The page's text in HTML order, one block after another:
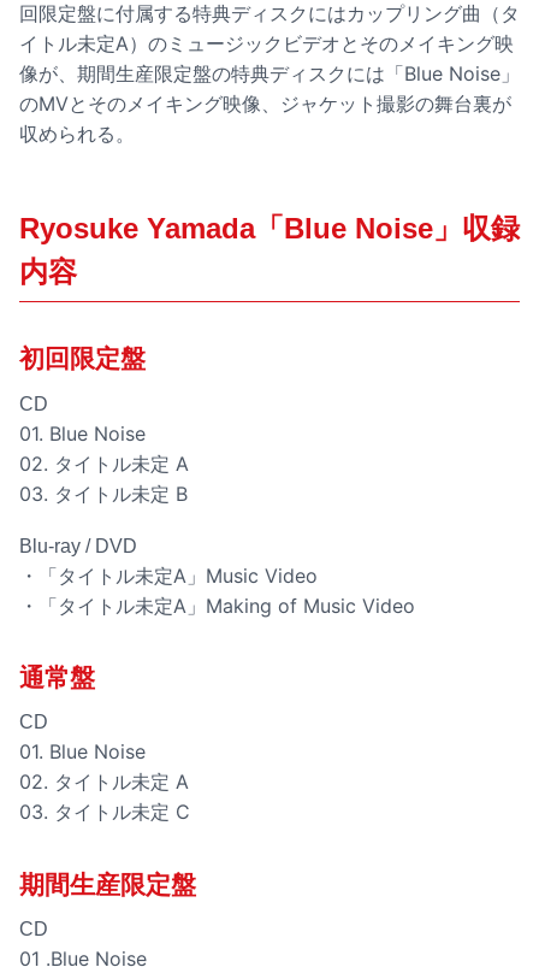
回限定盤に付属する特典ディスクにはカップリング曲（タ
イトル未定A）のミュージックビデオとそのメイキング映
像が、期間生産限定盤の特典ディスクには「Blue Noise」
のMVとそのメイキング映像、ジャケット撮影の舞台裏が
収められる。
Ryosuke Yamada「Blue Noise」収録
内容
初回限定盤
CD
01. Blue Noise
02. タイトル未定 A
03. タイトル未定 B
Blu-ray / DVD
・「タイトル未定A」Music Video
・「タイトル未定A」Making of Music Video
通常盤
CD
01. Blue Noise
02. タイトル未定 A
03. タイトル未定 C
期間生産限定盤
CD
01 .Blue Noise